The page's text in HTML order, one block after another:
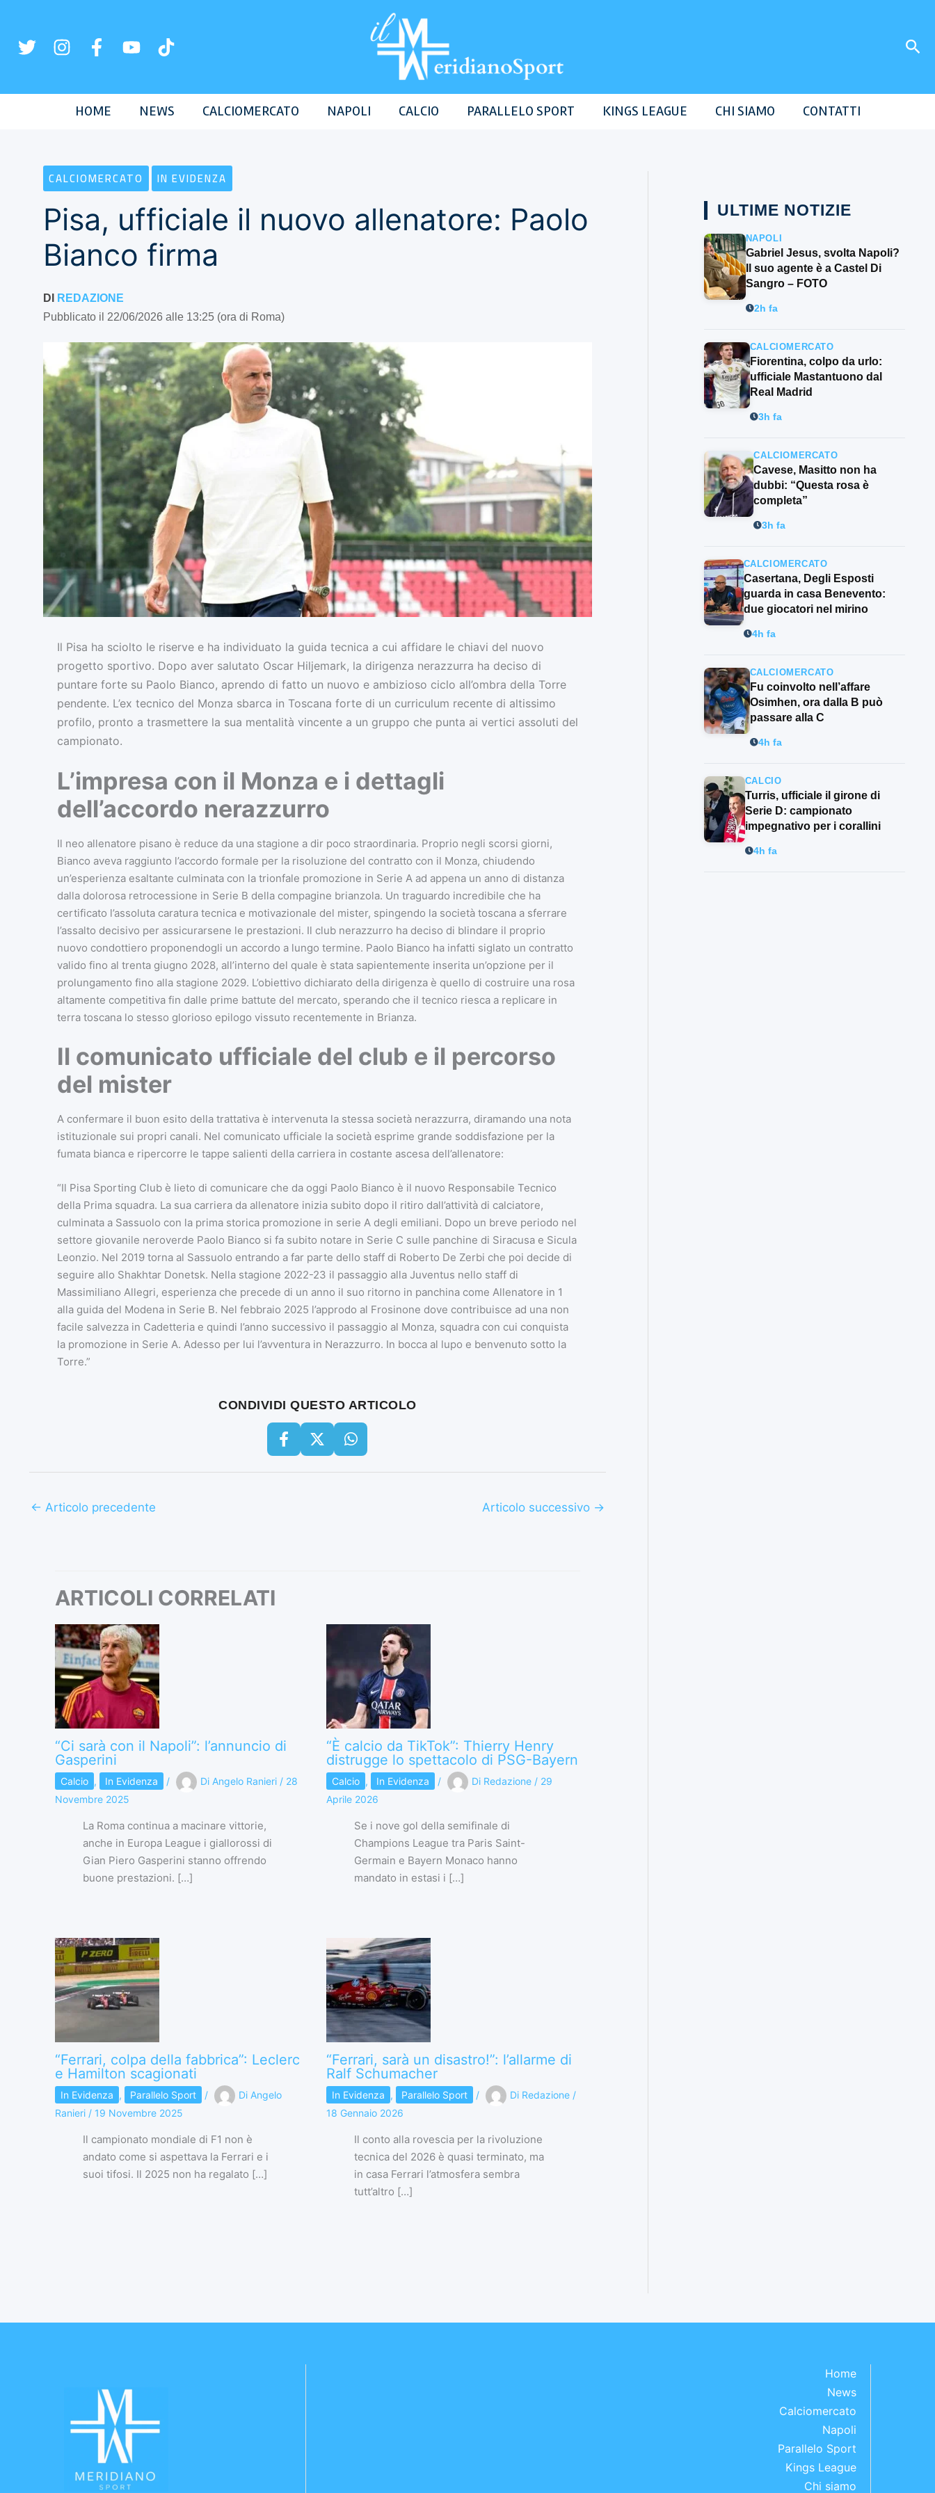
contenuto
HOME NEWS CALCIOMERCATO NAPOLI CALCIO PARALLELO SPORT KINGS LEAGUE CHI SIAMO CONTATTI
CALCIOMERCATO IN EVIDENZA
Pisa, ufficiale il nuovo allenatore: Paolo
Bianco firma
DI
REDAZIONE
Pubblicato il 22/06/2026 alle 13:25 (ora di Roma)
Il Pisa ha sciolto le riserve e ha individuato la guida tecnica a cui affidare le chiavi del nuovo
progetto sportivo. Dopo aver salutato Oscar Hiljemark, la dirigenza nerazzurra ha deciso di
puntare forte su Paolo Bianco, aprendo di fatto un nuovo e ambizioso ciclo all’ombra della Torre
pendente. L’ex tecnico del Monza sbarca in Toscana forte di un curriculum recente di altissimo
profilo, pronto a trasmettere la sua mentalità vincente a un gruppo che punta ai vertici assoluti del
campionato.
L’impresa con il Monza e i dettagli
dell’accordo nerazzurro
Il neo allenatore pisano è reduce da una stagione a dir poco straordinaria. Proprio negli scorsi giorni,
Bianco aveva raggiunto l’accordo formale per la risoluzione del contratto con il Monza, chiudendo
un’esperienza esaltante culminata con la trionfale promozione in Serie A ad appena un anno di distanza
dalla dolorosa retrocessione in Serie B della compagine brianzola. Un traguardo incredibile che ha
certificato l’assoluta caratura tecnica e motivazionale del mister, spingendo la società toscana a sferrare
l’assalto decisivo per assicurarsene le prestazioni. Il club nerazzurro ha deciso di blindare il proprio
nuovo condottiero proponendogli un accordo a lungo termine. Paolo Bianco ha infatti siglato un contratto
valido fino al trenta giugno 2028, all’interno del quale è stata sapientemente inserita un’opzione per il
prolungamento fino alla stagione 2029. L’obiettivo dichiarato della dirigenza è quello di costruire una rosa
altamente competitiva fin dalle prime battute del mercato, sperando che il tecnico riesca a replicare in
terra toscana lo stesso glorioso epilogo vissuto recentemente in Brianza.
Il comunicato ufficiale del club e il percorso
del mister
A confermare il buon esito della trattativa è intervenuta la stessa società nerazzurra, diramando una nota
istituzionale sui propri canali. Nel comunicato ufficiale la società esprime grande soddisfazione per la
fumata bianca e ripercorre le tappe salienti della carriera in costante ascesa dell’allenatore:
“Il Pisa Sporting Club è lieto di comunicare che da oggi Paolo Bianco è il nuovo Responsabile Tecnico
della Prima squadra. La sua carriera da allenatore inizia subito dopo il ritiro dall’attività di calciatore,
culminata a Sassuolo con la prima storica promozione in serie A degli emiliani. Dopo un breve periodo nel
settore giovanile neroverde Paolo Bianco si fa subito notare in Serie C sulle panchine di Siracusa e Sicula
Leonzio. Nel 2019 torna al Sassuolo entrando a far parte dello staff di Roberto De Zerbi che poi decide di
seguire allo Shakhtar Donetsk. Nella stagione 2022-23 il passaggio alla Juventus nello staff di
Massimiliano Allegri, esperienza che precede di un anno il suo ritorno in panchina come Allenatore in 1
alla guida del Modena in Serie B. Nel febbraio 2025 l’approdo al Frosinone dove contribuisce ad una non
facile salvezza in Cadetteria e quindi l’anno successivo il passaggio al Monza, squadra con cui conquista
la promozione in Serie A. Adesso per lui l’avventura in Nerazzurro. In bocca al lupo e benvenuto sotto la
Torre.”
CONDIVIDI QUESTO ARTICOLO
← Articolo precedente Articolo successivo →
ARTICOLI CORRELATI
“Ci sarà con il Napoli”: l’annuncio di
Gasperini
Calcio , In Evidenza / Di Angelo Ranieri / 28
Novembre 2025
La Roma continua a macinare vittorie,
anche in Europa League i giallorossi di
Gian Piero Gasperini stanno offrendo
buone prestazioni. […]
“È calcio da TikTok”: Thierry Henry
distrugge lo spettacolo di PSG-Bayern
Calcio , In Evidenza / Di Redazione / 29
Aprile 2026
Se i nove gol della semifinale di
Champions League tra Paris Saint-
Germain e Bayern Monaco hanno
mandato in estasi i […]
“Ferrari, colpa della fabbrica”: Leclerc
e Hamilton scagionati
In Evidenza , Parallelo Sport / Di Angelo
Ranieri / 19 Novembre 2025
Il campionato mondiale di F1 non è
andato come si aspettava la Ferrari e i
suoi tifosi. Il 2025 non ha regalato […]
“Ferrari, sarà un disastro!”: l’allarme di
Ralf Schumacher
In Evidenza , Parallelo Sport / Di Redazione /
18 Gennaio 2026
Il conto alla rovescia per la rivoluzione
tecnica del 2026 è quasi terminato, ma
in casa Ferrari l’atmosfera sembra
tutt’altro […]
ULTIME NOTIZIE
NAPOLI
Gabriel Jesus, svolta Napoli?
Il suo agente è a Castel Di
Sangro – FOTO
2h fa
CALCIOMERCATO
Fiorentina, colpo da urlo:
ufficiale Mastantuono dal
Real Madrid
3h fa
CALCIOMERCATO
Cavese, Masitto non ha
dubbi: “Questa rosa è
completa”
3h fa
CALCIOMERCATO
Casertana, Degli Esposti
guarda in casa Benevento:
due giocatori nel mirino
4h fa
CALCIOMERCATO
Fu coinvolto nell’affare
Osimhen, ora dalla B può
passare alla C
4h fa
CALCIO
Turris, ufficiale il girone di
Serie D: campionato
impegnativo per i corallini
4h fa
Home
News
Calciomercato
Napoli
Parallelo Sport
Kings League
Chi siamo